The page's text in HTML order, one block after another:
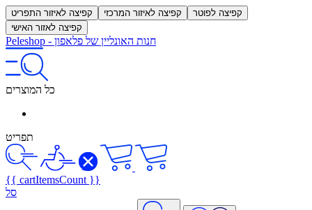
קפיצה לאיזור התפריט קפיצה לאיזור המרכזי
קפיצה לפוטר
קפיצה לאזור האישי
Peleshop - חנות האונליין של פלאפון
כל המוצרים
תפריט
{{ cartItemsCount }}
סל